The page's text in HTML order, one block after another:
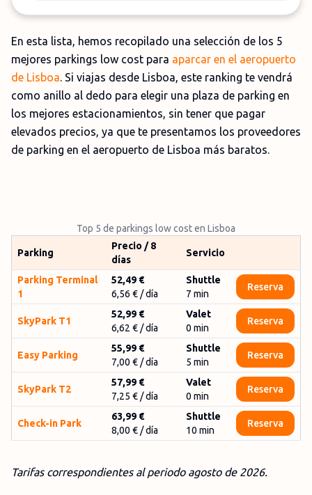
En esta lista, hemos recopilado una selección de los 5
mejores parkings low cost para aparcar en el aeropuerto
de Lisboa. Si viajas desde Lisboa, este ranking te vendrá
como anillo al dedo para elegir una plaza de parking en
los mejores estacionamientos, sin tener que pagar
elevados precios, ya que te presentamos los proveedores
de parking en el aeropuerto de Lisboa más baratos.
Top 5 de parkings low cost en Lisboa
Parking
Precio / 8
días
Servicio
Parking Terminal
1
52,49 €
6,56 € / día
Shuttle
7 min
Reserva
SkyPark T1
52,99 €
6,62 € / día
Valet
0 min
Reserva
Easy Parking
55,99 €
7,00 € / día
Shuttle
5 min
Reserva
SkyPark T2
57,99 €
7,25 € / día
Valet
0 min
Reserva
Check-in Park
63,99 €
8,00 € / día
Shuttle
10 min
Reserva
Tarifas correspondientes al periodo agosto de 2026.